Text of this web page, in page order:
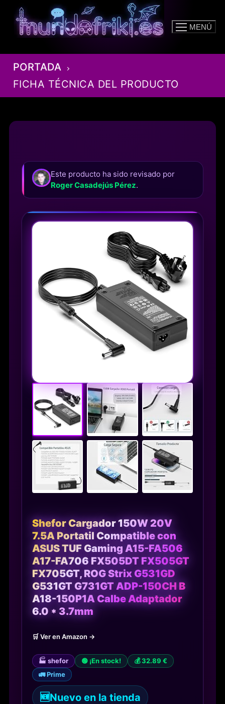
contenido
MENÚ
PORTADA
FICHA TÉCNICA DEL PRODUCTO
Este producto ha sido revisado por
Roger Casadejús Pérez.
Shefor Cargador 150W 20V
7.5A Portatil Compatible con
ASUS TUF Gaming A15-FA506
A17-FA706 FX505DT FX505GT
FX705GT, ROG Strix G531GD
G531GT G731GT ADP-150CH B
A18-150P1A Calbe Adaptador
6.0 * 3.7mm
🛒 Ver en Amazon →
🏭 shefor 🟢 ¡En stock!
💰 32.89 €
🚛 Prime
🆕Nuevo en la tienda